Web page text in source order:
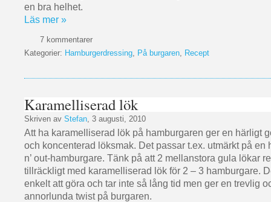
en bra helhet.
Läs mer »
7 kommentarer
Kategorier: Hamburgerdressing På burgaren Recept
Karamelliserad lök
Skriven av Stefan , 3 augusti, 2010
Att ha karamelliserad lök på hamburgaren ger en härligt
och koncenterad löksmak. Det passar t.ex. utmärkt på en
n’ out-hamburgare. Tänk på att 2 mellanstora gula lökar
tillräckligt med karamelliserad lök för 2 – 3 hamburgare.
enkelt att göra och tar inte så lång tid men ger en trevlig
annorlunda twist på burgaren.